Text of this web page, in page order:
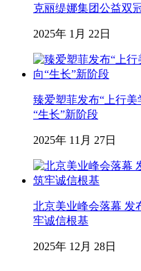
克丽缇娜集团公益双
2025年 1月 22日
臻爱塑菲发布“上行美
“生长”新阶段
2025年 11月 27日
北京美业峰会落幕 发
牢诚信根基
2025年 12月 28日